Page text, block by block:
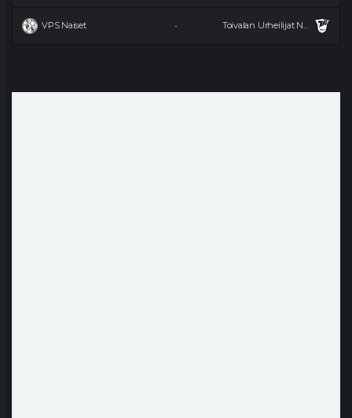
VPS Naiset Toivalan Urheilijat Naiset
-